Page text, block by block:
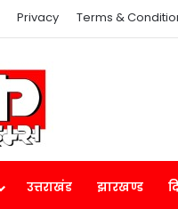
Privacy Terms &
उत्तराखंड झारखण्ड